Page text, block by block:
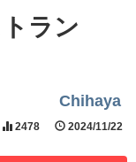
ラン
Chihaya
2478 2024/11/22